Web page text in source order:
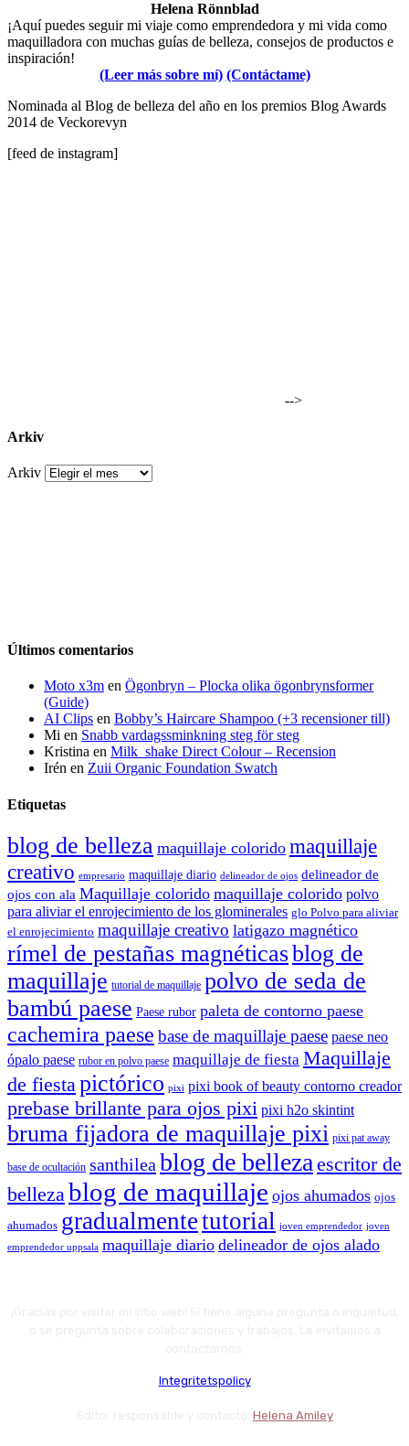
Helena Rönnblad
¡Aquí puedes seguir mi viaje como emprendedora y mi vida como
maquilladora con muchas guías de belleza, consejos de productos e
inspiración!
(Leer más sobre mí) (Contáctame)
Nominada al Blog de belleza del año en los premios Blog Awards
2014 de Veckorevyn
[feed de instagram]
-->
Arkiv
Arkiv
Últimos comentarios
Moto x3m en Ögonbryn – Plocka olika ögonbrynsformer
(Guide)
AI Clips en Bobby’s Haircare Shampoo (+3 recensioner till)
Mi en Snabb vardagssminkning steg för steg
Kristina en Milk_shake Direct Colour – Recension
Irén en Zuii Organic Foundation Swatch
Etiquetas
blog de belleza maquillaje colorido maquillaje
creativo empresario maquillaje diario delineador de ojos delineador de
ojos con ala Maquillaje colorido maquillaje colorido polvo
para aliviar el enrojecimiento de los glominerales glo Polvo para aliviar
el enrojecimiento maquillaje creativo latigazo magnético
rímel de pestañas magnéticasblog de
maquillaje tutorial de maquillaje polvo de seda de
bambú paese Paese rubor paleta de contorno paese
cachemira paese base de maquillaje paese paese neo
ópalo paese rubor en polvo paese maquillaje de fiesta Maquillaje
de fiestapictórico pixi pixi book of beauty contorno creador
prebase brillante para ojos pixi pixi h2o skintint
bruma fijadora de maquillaje pixi pixi pat away
base de ocultación santhilea blog de belleza escritor de
belleza blog de maquillaje ojos ahumados ojos
ahumados gradualmentetutorial joven emprendedor joven
emprendedor uppsala maquillaje diario delineador de ojos alado
Integritetspolicy
Helena Amiley